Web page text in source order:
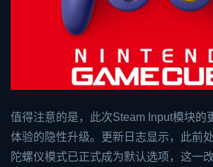
值得注意的是，此次Steam Input模块的
体验的隐性升级。更新日志显示，此前
陀螺仪模式已正式成为默认选项，这一